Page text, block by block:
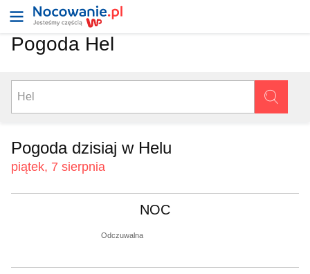
Pogoda Hel
Pogoda dzisiaj w Helu
piątek, 7 sierpnia
NOC
Odczuwalna